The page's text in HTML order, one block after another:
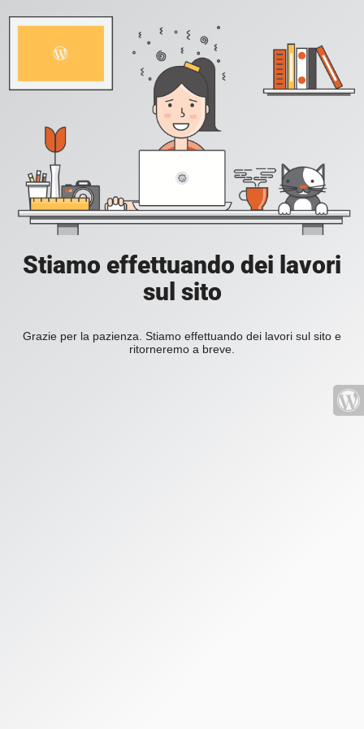
Stiamo effettuando dei lavori
sul sito
Grazie per la pazienza. Stiamo effettuando dei lavori sul sito e
ritorneremo a breve.